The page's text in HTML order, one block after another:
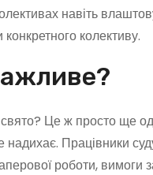
навіть
колективу.
Це ж просто ще
надихає. Працівники
роботи,